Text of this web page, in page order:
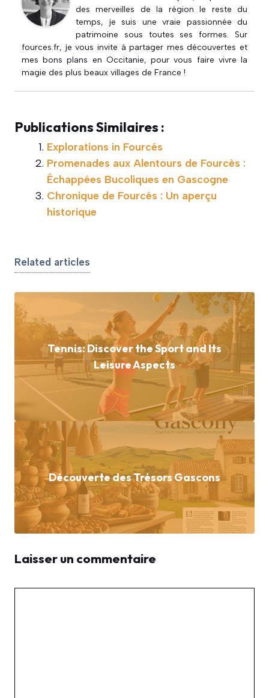
des merveilles de la région le reste du
temps, je suis une vraie passionnée du
patrimoine sous toutes ses formes. Sur
fources.fr, je vous invite à partager mes découvertes et
mes bons plans en Occitanie, pour vous faire vivre la
magie des plus beaux villages de France !
Publications Similaires :
Explorations in Fourcés
Promenades aux Alentours de Fourcès :
Échappées Bucoliques en Gascogne
Chronique de Fourcés : Un aperçu
historique
Related articles
Tennis: Discover the Sport and Its
Leisure Aspects
Découverte des Trésors Gascons
Laisser un commentaire